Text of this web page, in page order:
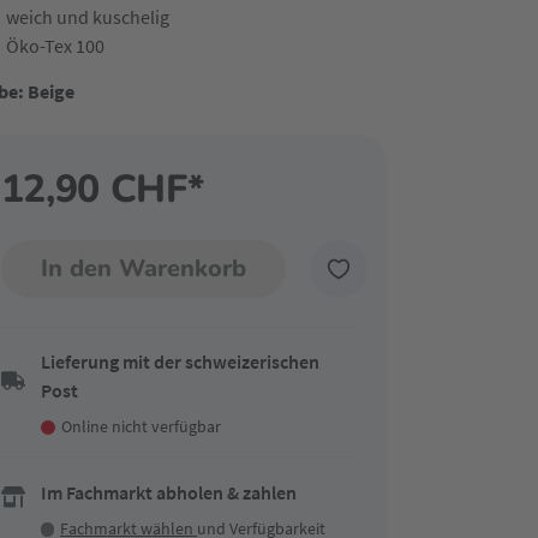
weich und kuschelig
Öko-Tex 100
Beige
12,90 CHF*
In den Warenkorb
Lieferung mit der schweizerischen
Post
Online nicht verfügbar
Im Fachmarkt abholen & zahlen
Fachmarkt wählen und Verfügbarkeit